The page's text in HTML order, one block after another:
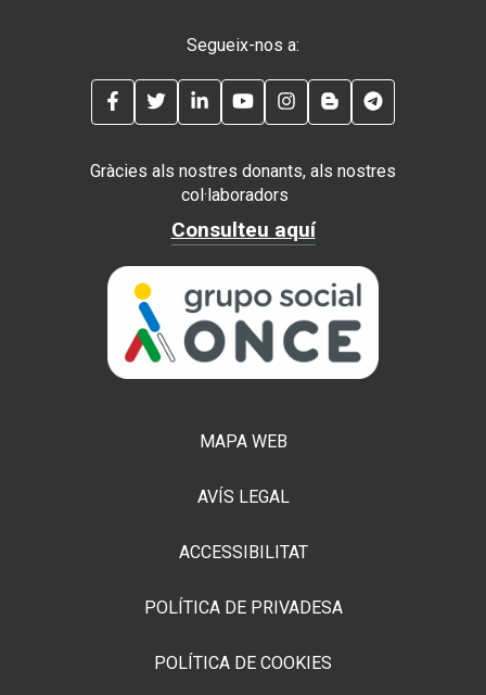
Segueix-nos a:
FACEBOOKTWITTERLINKEDINYOUTUBEINSTAGRAM
BLOG
Gràcies als nostres donants, als nostres
col·laboradors
Consulteu aquí
MAPA WEB
AVÍS LEGAL
ACCESSIBILITAT
POLÍTICA DE PRIVADESA
POLÍTICA DE COOKIES